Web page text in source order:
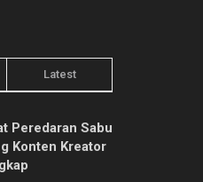
Latest
Peredaran Sabu
Konten Kreator